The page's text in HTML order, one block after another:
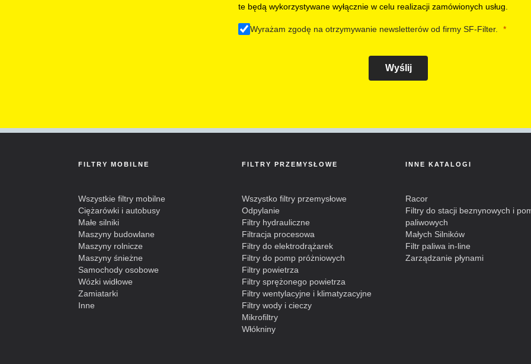
te będą wykorzystywane wyłącznie w celu realizacji zamówionych usług.
Wyrażam zgodę na otrzymywanie newsletterów od firmy SF-Filter.
Wyślij
FILTRY MOBILNE
Wszystkie filtry mobilne
Ciężarówki i autobusy
Małe silniki
Maszyny budowlane
Maszyny rolnicze
Maszyny śnieżne
Samochody osobowe
Wózki widłowe
Zamiatarki
Inne
FILTRY PRZEMYSŁOWE
Wszystko filtry przemysłowe
Odpylanie
Filtry hydrauliczne
Filtracja procesowa
Filtry do elektrodrążarek
Filtry do pomp próżniowych
Filtry powietrza
Filtry sprężonego powietrza
Filtry wentylacyjne i klimatyzacyjne
Filtry wody i cieczy
Mikrofiltry
Włókniny
INNE KATALOGI
Racor
Filtry do stacji beznynowych i
paliwowych
Małych Silników
Filtr paliwa in-line
Zarządzanie płynami